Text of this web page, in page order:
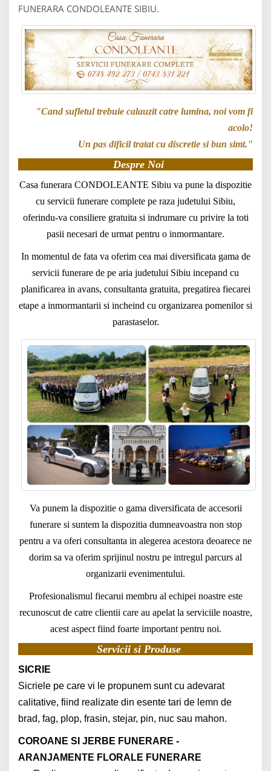
FUNERARA CONDOLEANTE SIBIU.
"Cand sufletul trebuie calauzit catre lumina, noi vom fi
acolo!
Un pas dificil tratat cu discretie si bun simt."
Despre Noi
Casa funerara CONDOLEANTE Sibiu va pune la dispozitie
cu servicii funerare complete pe raza judetului Sibiu,
oferindu-va consiliere gratuita si indrumare cu privire la toti
pasii necesari de urmat pentru o inmormantare.
In momentul de fata va oferim cea mai diversificata gama de
servicii funerare de pe aria judetului Sibiu incepand cu
planificarea in avans, consultanta gratuita, pregatirea fiecarei
etape a inmormantarii si incheind cu organizarea pomenilor si
parastaselor.
Va punem la dispozitie o gama diversificata de accesorii
funerare si suntem la dispozitia dumneavoastra non stop
pentru a va oferi consultanta in alegerea acestora deoarece ne
dorim sa va oferim sprijinul nostru pe intregul parcurs al
organizarii evenimentului.
Profesionalismul fiecarui membru al echipei noastre este
recunoscut de catre clientii care au apelat la serviciile noastre,
acest aspect fiind foarte important pentru noi.
Servicii si Produse
SICRIE
Sicriele pe care vi le propunem sunt cu adevarat
calitative, fiind realizate din esente tari de lemn de
brad, fag, plop, frasin, stejar, pin, nuc sau mahon.
COROANE SI JERBE FUNERARE -
ARANJAMENTE FLORALE FUNERARE